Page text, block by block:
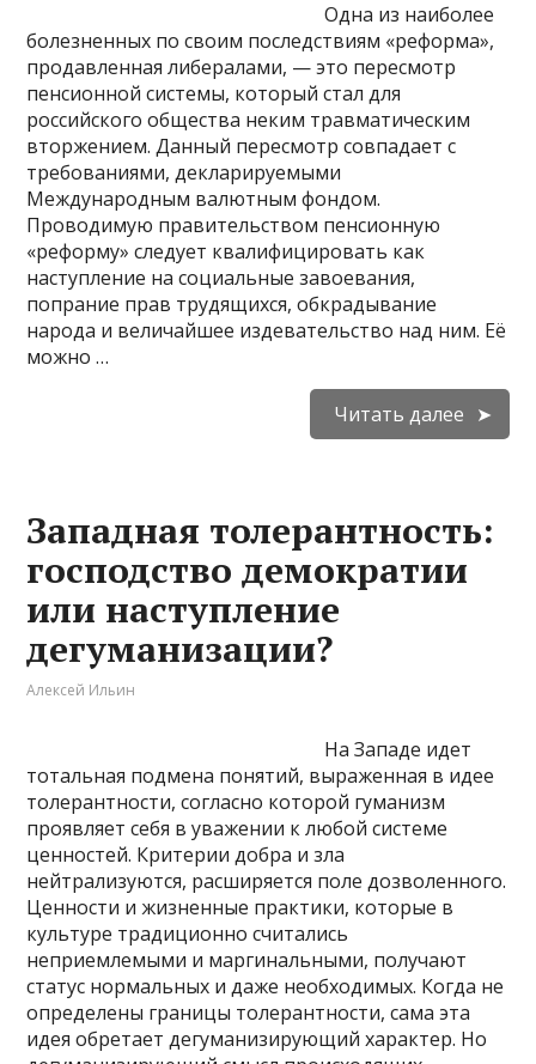
Одна из наиболее
болезненных по своим последствиям «реформа»,
продавленная либералами, — это пересмотр
пенсионной системы, который стал для
российского общества неким травматическим
вторжением. Данный пересмотр совпадает с
требованиями, декларируемыми
Международным валютным фондом.
Проводимую правительством пенсионную
«реформу» следует квалифицировать как
наступление на социальные завоевания,
попрание прав трудящихся, обкрадывание
народа и величайшее издевательство над ним. Её
можно …
Читать далее
Западная толерантность:
господство демократии
или наступление
дегуманизации?
Алексей Ильин
На Западе идет
тотальная подмена понятий, выраженная в идее
толерантности, согласно которой гуманизм
проявляет себя в уважении к любой системе
ценностей. Критерии добра и зла
нейтрализуются, расширяется поле дозволенного.
Ценности и жизненные практики, которые в
культуре традиционно считались
неприемлемыми и маргинальными, получают
статус нормальных и даже необходимых. Когда не
определены границы толерантности, сама эта
идея обретает дегуманизирующий характер. Но